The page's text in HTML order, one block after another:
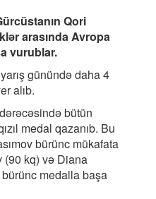
Qori
arasında Avropa
vurublar.
günündə daha 4
alıb.
bütün
medal qazanıb. Bu
bürünc mükafata
(90 kq) və Diana
medalla başa